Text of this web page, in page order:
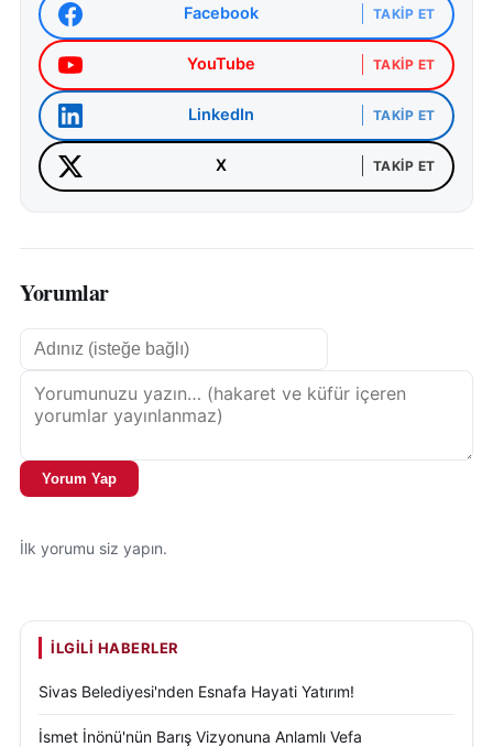
Facebook TAKIP ET
YouTube TAKIP ET
LinkedIn TAKIP ET
X TAKIP ET
Yorumlar
Yorum Yap
İlk yorumu siz yapın.
İLGILI HABERLER
Sivas Belediyesi'nden Esnafa Hayati Yatırım!
İsmet İnönü'nün Barış Vizyonuna Anlamlı Vefa